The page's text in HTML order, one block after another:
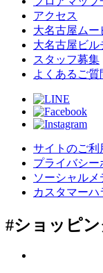
アクセス
大名古屋ムー
大名古屋ビル
スタッフ募集
よくあるご質
サイトのご利
プライバシー
ソーシャル
カスタマー
#ショッピ